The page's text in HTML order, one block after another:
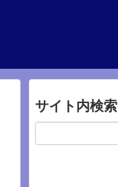
サイト内検索